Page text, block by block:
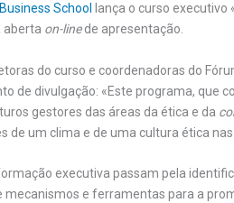
School
lança o curso executivo
aberta on-linede apresentação.
do curso e coordenadoras do
de divulgação: «Este programa, que
gestores das áreas da ética e da
de um clima e de uma cultura ética
executiva passam pela
mecanismos e ferramentas para a